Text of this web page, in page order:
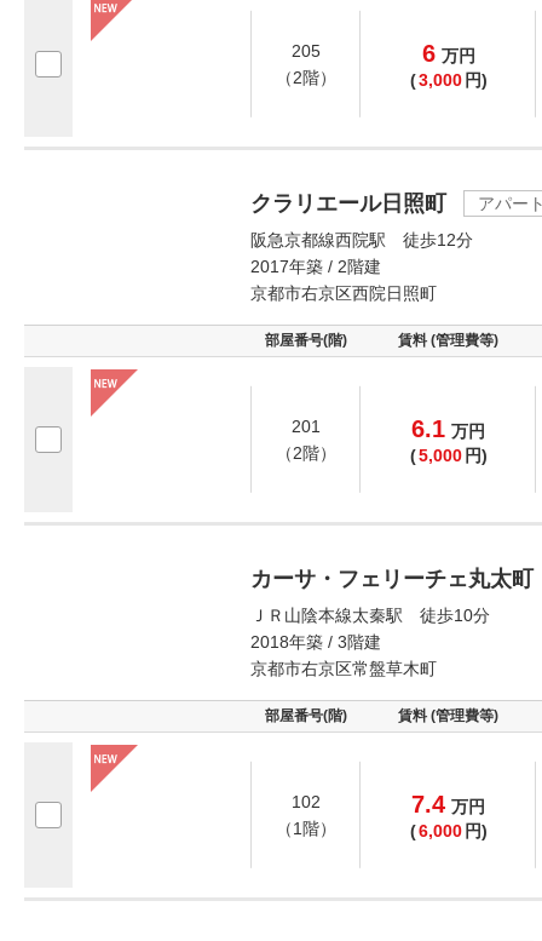
205
（2階）
6 万円
(3,000 円)
クラリエール日照町
アパー
阪急京都線西院駅 徒歩12分
2017年築 / 2階建
京都市右京区西院日照町
部屋番号(階) 賃料 (管理費等)
201
（2階）
6.1 万円
(5,000 円)
カーサ・フェリーチェ丸太町
ＪＲ山陰本線太秦駅 徒歩10分
2018年築 / 3階建
京都市右京区常盤草木町
部屋番号(階) 賃料 (管理費等)
102
（1階）
7.4 万円
(6,000 円)